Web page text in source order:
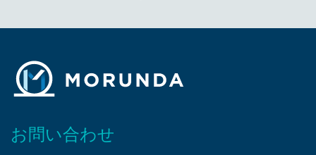
お問い合わせ